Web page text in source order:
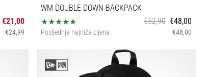
€21,00
€24,99
WM DOUBLE DOWN BACKPACK
€52,90 €48,00
Posljednja najniža cijena €48,00
UNI